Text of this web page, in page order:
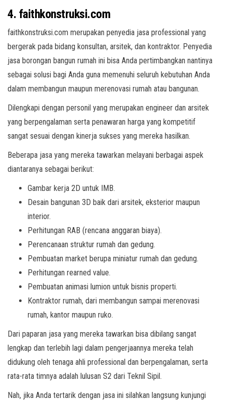
4. faithkonstruksi.com
faithkonstruksi.com merupakan penyedia jasa professional yang
bergerak pada bidang konsultan, arsitek, dan kontraktor. Penyedia
jasa borongan bangun rumah ini bisa Anda pertimbangkan nantinya
sebagai solusi bagi Anda guna memenuhi seluruh kebutuhan Anda
dalam membangun maupun merenovasi rumah atau bangunan.
Dilengkapi dengan personil yang merupakan engineer dan arsitek
yang berpengalaman serta penawaran harga yang kompetitif
sangat sesuai dengan kinerja sukses yang mereka hasilkan.
Beberapa jasa yang mereka tawarkan melayani berbagai aspek
diantaranya sebagai berikut:
Gambar kerja 2D untuk IMB.
Desain bangunan 3D baik dari arsitek, eksterior maupun
interior.
Perhitungan RAB (rencana anggaran biaya).
Perencanaan struktur rumah dan gedung.
Pembuatan market berupa miniatur rumah dan gedung.
Perhitungan rearned value.
Pembuatan animasi lumion untuk bisnis properti.
Kontraktor rumah, dari membangun sampai merenovasi
rumah, kantor maupun ruko.
Dari paparan jasa yang mereka tawarkan bisa dibilang sangat
lengkap dan terlebih lagi dalam pengerjaannya mereka telah
didukung oleh tenaga ahli professional dan berpengalaman, serta
rata-rata timnya adalah lulusan S2 dari Teknil Sipil.
Nah, jika Anda tertarik dengan jasa ini silahkan langsung kunjungi